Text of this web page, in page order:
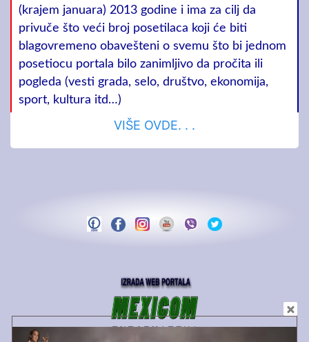
(krajem januara) 2013 godine i ima za cilj da
privuče što veći broj posetilaca koji će biti
blagovremeno obavešteni o svemu što bi jednom
posetiocu portala bilo zanimljivo da pročita ili
pogleda (vesti grada, selo, društvo, ekonomija,
sport, kultura itd…)
VIŠE OVDE. . .